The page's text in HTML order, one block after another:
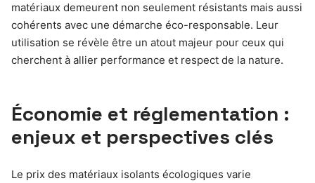
matériaux demeurent non seulement résistants mais aussi
cohérents avec une démarche éco-responsable. Leur
utilisation se révèle être un atout majeur pour ceux qui
cherchent à allier performance et respect de la nature.
Économie et réglementation :
enjeux et perspectives clés
Le prix des matériaux isolants écologiques varie